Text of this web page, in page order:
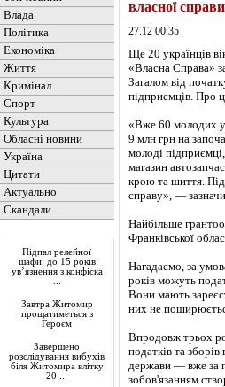
Влада
Політика
Економіка
Життя
Кримінал
Спорт
Культура
Обласні новини
Україна
Цитати
Актуально
Скандали
Підпал релейної
шафи: до 15 років
ув’язнення з конфіска
Завтра Житомир
прощатиметься з
Героєм
Завершено
розслідування вибухів
біля Житомира влітку
20 ...
власної справи
27.12 00:35
Ще 20 українців
«Власна Справа»
Загалом від
підприємців. Про
«Вже 60 молодих
9 млн грн на
молоді
магазин
крою та шиття.
справу», —
Найбільше
Франківської
Нагадаємо, за
років можуть
Вони мають
них не
Впродовж трьох
податків та
держави — вже за
зобов'язанням